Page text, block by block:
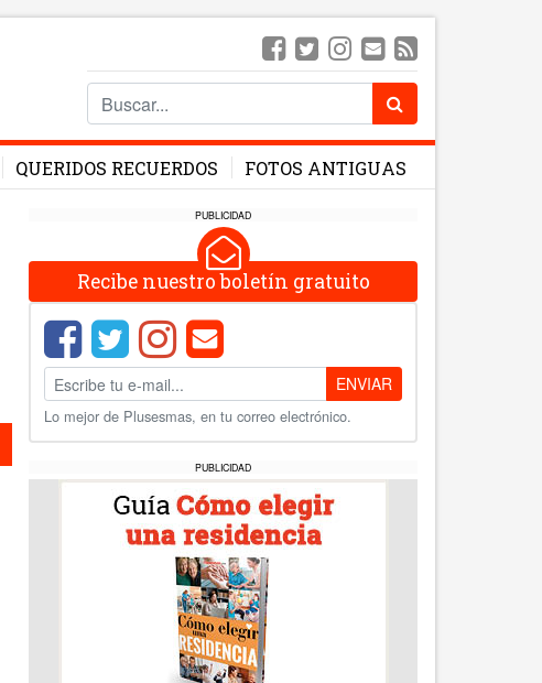
QUERIDOS RECUERDOS FOTOS ANTIGUAS
PUBLICIDAD
Recibe nuestro boletín gratuito
ENVIAR
Lo mejor de Plusesmas, en tu correo electrónico.
PUBLICIDAD